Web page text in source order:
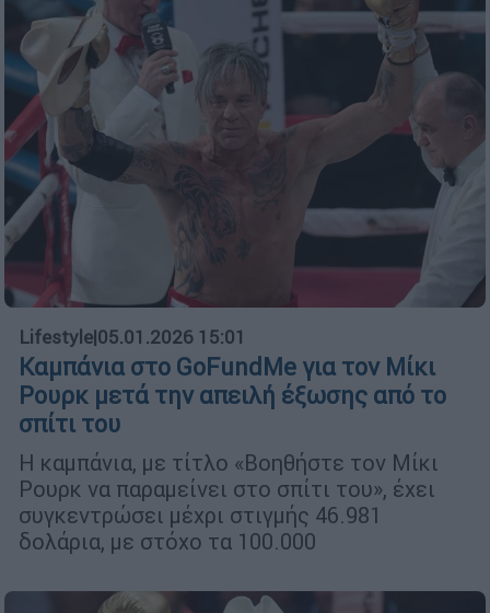
Lifestyle|05.01.2026 15:01
Καμπάνια στο GoFundMe για τον Μίκι
Ρουρκ μετά την απειλή έξωσης από το
σπίτι του
Η καμπάνια, με τίτλο «Βοηθήστε τον Μίκι
Ρουρκ να παραμείνει στο σπίτι του», έχει
συγκεντρώσει μέχρι στιγμής 46.981
δολάρια, με στόχο τα 100.000